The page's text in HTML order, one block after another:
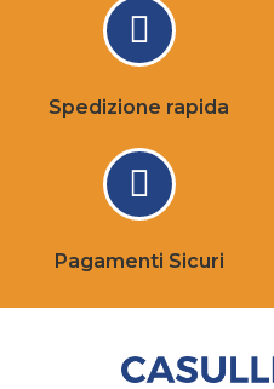
Spedizione rapida
Pagamenti Sicuri